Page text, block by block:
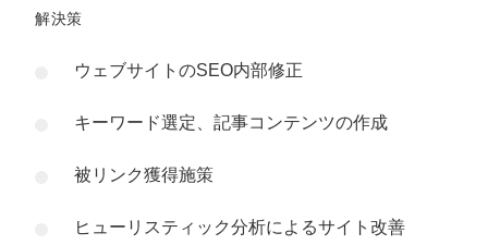
解決策
ウェブサイトのSEO内部修正
キーワード選定、記事コンテンツの作成
被リンク獲得施策
ヒューリスティック分析によるサイト改善